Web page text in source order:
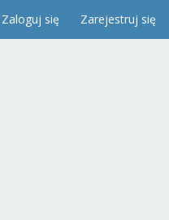
Zaloguj się Zarejestruj się